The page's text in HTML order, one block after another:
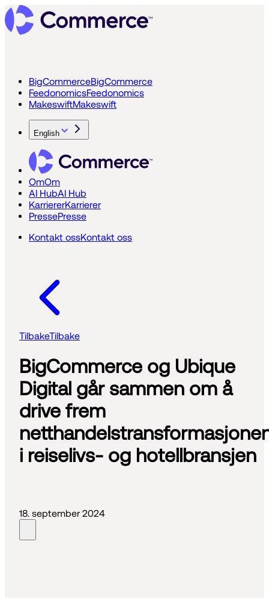
BigCommerceBigCommerce
FeedonomicsFeedonomics
MakeswiftMakeswift
English
OmOm
AI HubAI Hub
KarriererKarrierer
PressePresse
Kontakt ossKontakt oss
TilbakeTilbake
BigCommerce og Ubique
Digital går sammen om å
drive frem
i reiselivs- og hotellbransjen
18. september 2024